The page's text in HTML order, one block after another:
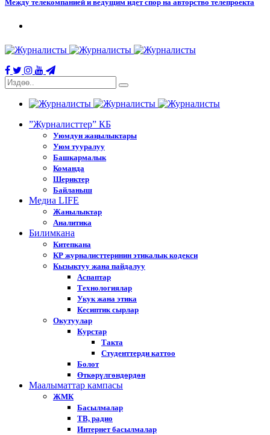
Между телекомпанией и ведущим идет спор на авторство телепроекта
”Журналисттер” КБ
Уюмдун жаңылыктары
Уюм тууралуу
Башкармалык
Команда
Шериктер
Байланыш
Медиа LIFE
Жанылыктар
Аналитика
Билимкана
Китепкана
КР журналисттеринин этикалык кодекси
Кызыктуу жана пайдалуу
Аспаптар
Технологиялар
Укук жана этика
Кесиптик сырлар
Окутуулар
Курстар
Такта
Студенттерди каттоо
Болот
Өткөрүлгөндөрдөн
Маалыматтар кампасы
ЖМК
Басылмалар
ТВ, радио
Интернет басылмалар